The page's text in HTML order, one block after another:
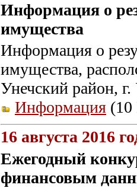
Информация о
имущества
Информация о
имущества,
Унечский район,
Информация
16 августа 2016
Ежегодный
финансовым